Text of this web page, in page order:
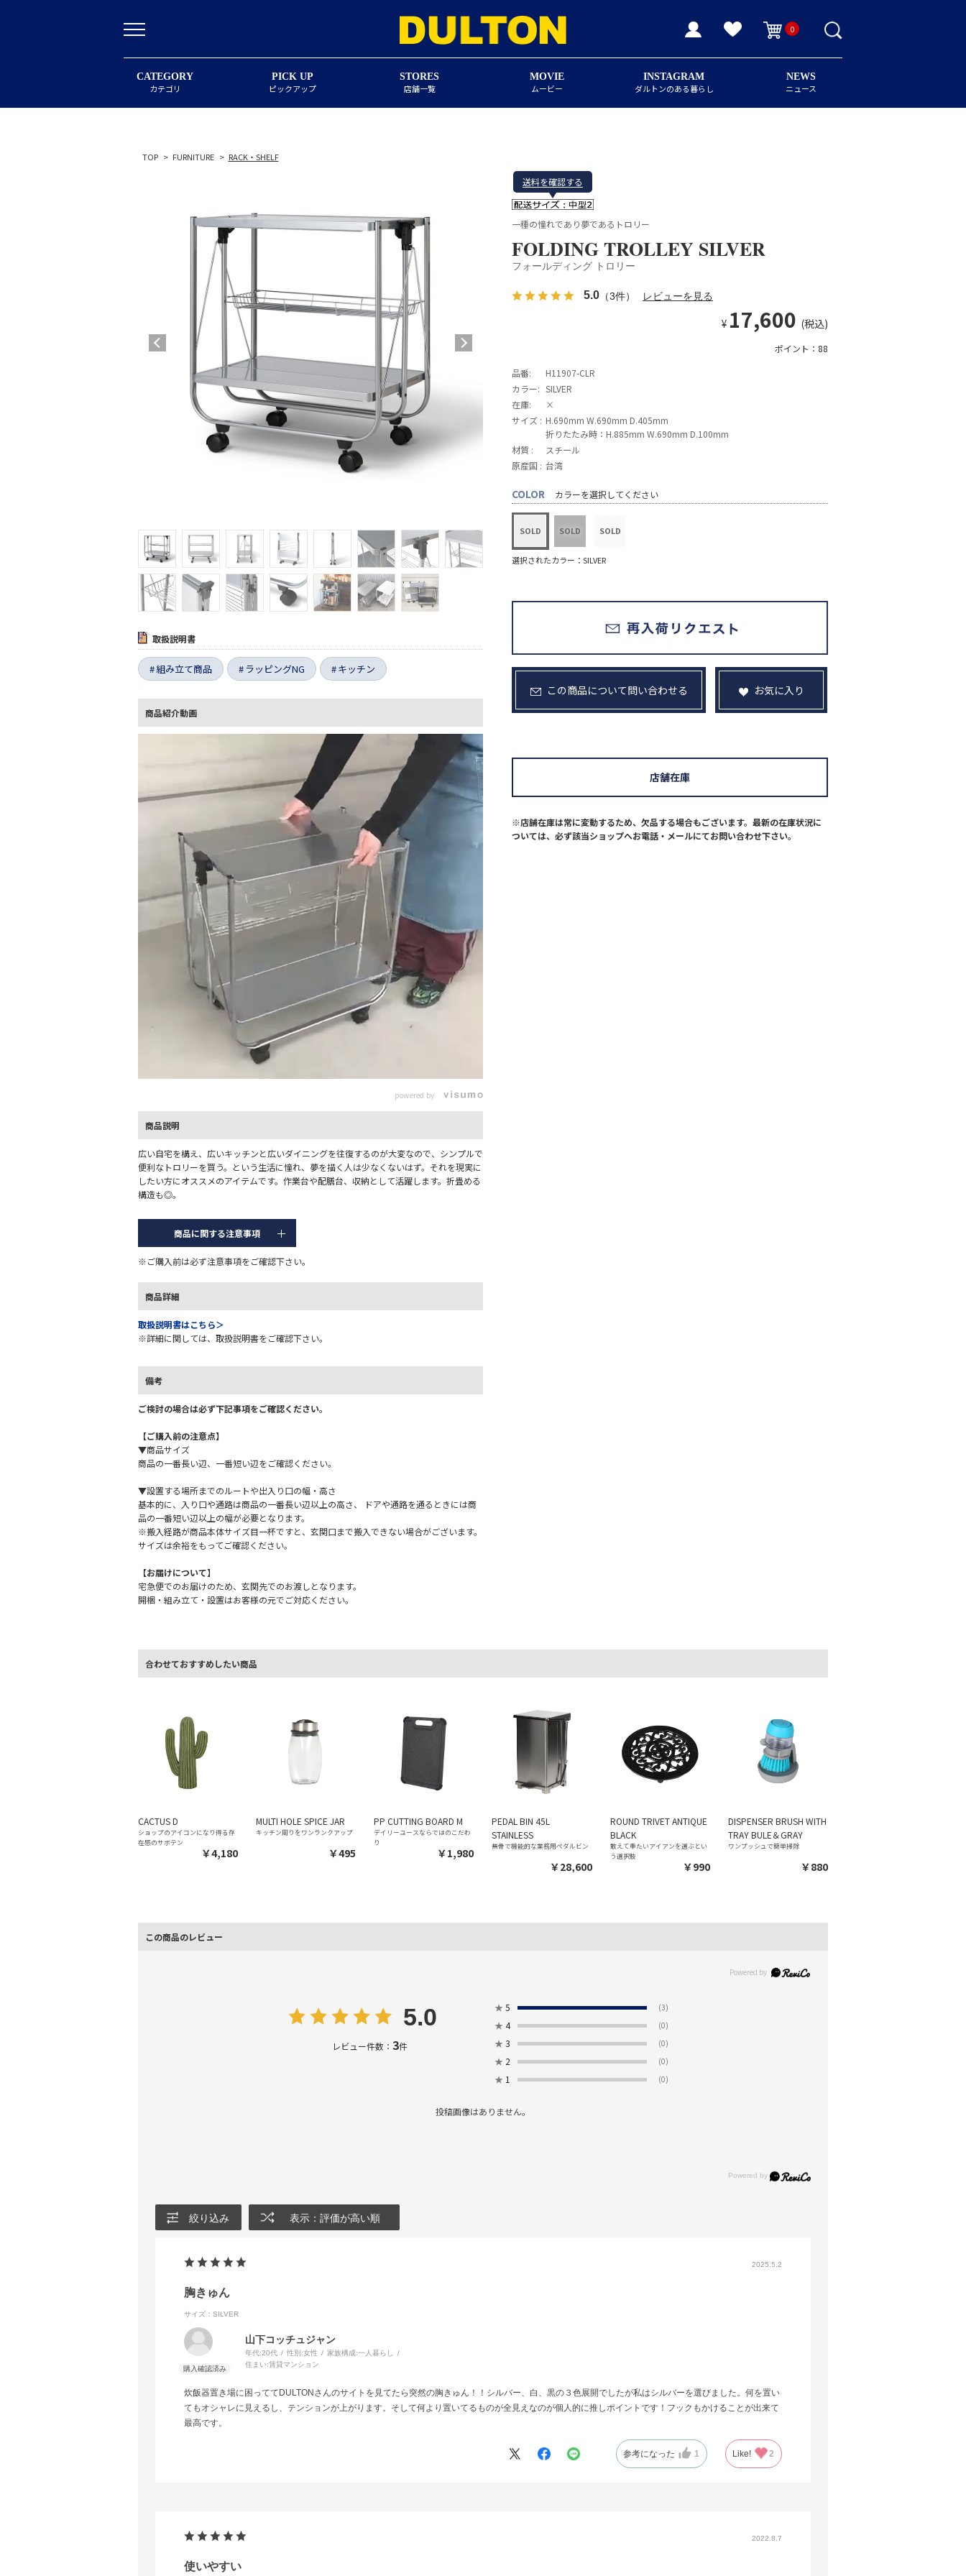
0
CATEGORY
カテゴリ
PICK UP
ピックアップ
STORES
店舗一覧
MOVIE
ムービー
INSTAGRAM
ダルトンのある暮らし
NEWS
ニュース
TOP > FURNITURE > RACK・SHELF
取扱説明書
組み立て商品 ラッピングNG キッチン
商品紹介動画
n
d
.
0
0
%
powered by
商品説明
広い自宅を構え、広いキッチンと広いダイニングを往復するのが大変なので、シンプルで
便利なトロリーを買う。という生活に憧れ、夢を描く人は少なくないはず。それを現実に
したい方にオススメのアイテムです。作業台や配膳台、収納として活躍します。折畳める
構造も◎。
商品に関する注意事項
※ご購入前は必ず注意事項をご確認下さい。
商品詳細
取扱説明書はこちら＞
※詳細に関しては、取扱説明書をご確認下さい。
備考
ご検討の場合は必ず下記事項をご確認ください。
【ご購入前の注意点】
▼商品サイズ
商品の一番長い辺、一番短い辺をご確認ください。
▼設置する場所までのルートや出入り口の幅・高さ
基本的に、入り口や通路は商品の一番長い辺以上の高さ、 ドアや通路を通るときには商
品の一番短い辺以上の幅が必要となります。
※搬入経路が商品本体サイズ目一杯ですと、玄関口まで搬入できない場合がございます。
サイズは余裕をもってご確認ください。
【お届けについて】
宅急便でのお届けのため、玄関先でのお渡しとなります。
開梱・組み立て・設置はお客様の元でご対応ください。
送料を確認する
一種の憧れであり夢であるトロリー
FOLDING TROLLEY SILVER
フォールディング トロリー
5.0 （3件） レビューを見る
¥ 17,600 (税込)
ポイント：88
品番:
H11907-CLR
カラー: SILVER
在庫:
×
サイズ : H.690mm W.690mm D.405mm
折りたたみ時：H.885mm W.690mm D.100mm
材質 :
スチール
原産国 : 台湾
COLOR カラーを選択してください
選択されたカラー：SILVER
この商品について問い合わせる お気に入り
※店舗在庫は常に変動するため、欠品する場合もございます。最新の在庫状況に
ついては、必ず該当ショップへお電話・メールにてお問い合わせ下さい。
店舗在庫
合わせておすすめしたい商品
CACTUS D
ショップのアイコンになり得る存
在感のサボテン
￥4,180
MULTI HOLE SPICE JAR
キッチン周りをワンランクアップ
￥495
PP CUTTING BOARD M
デイリーユースならではのこだわ
り
￥1,980
PEDAL BIN 45L
STAINLESS
無骨で機能的な業務用ペダルビン
￥28,600
ROUND TRIVET ANTIQUE
BLACK
敢えて重たいアイアンを選ぶとい
う選択肢
￥990
DISPENSER BRUSH WITH
TRAY BULE＆GRAY
ワンプッシュで簡単掃除
￥880
この商品のレビュー
5.0
レビュー件数： 3件
★ 5 (3)
★ 4 (0)
★ 3 (0)
★ 2 (0)
★ 1 (0)
投稿画像はありません。
絞り込み 表示：評価が高い順
2025.5.2
胸きゅん
サイズ：SILVER
山下コッチュジャン
年代:20代 性別:女性 家族構成:一人暮らし
住まい:賃貸マンション
炊飯器置き場に困っててDULTONさんのサイトを見てたら突然の胸きゅん！！シルバー、白、黒の３色展開でしたが私はシルバーを選びました。何を置い
てもオシャレに見えるし、テンションが上がります。そして何より置いてるものが全見えなのが個人的に推しポイントです！フックもかけることが出来て
最高です。
参考になった 1 Like! 2
2022.8.7
使いやすい